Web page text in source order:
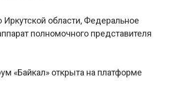
области, Федеральное
полномочного представителя
«Байкал» открыта на платформе